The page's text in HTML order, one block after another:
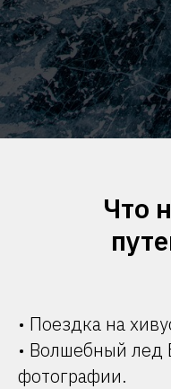
Что
• Поездка на
• Волшебный лед
фотографии.